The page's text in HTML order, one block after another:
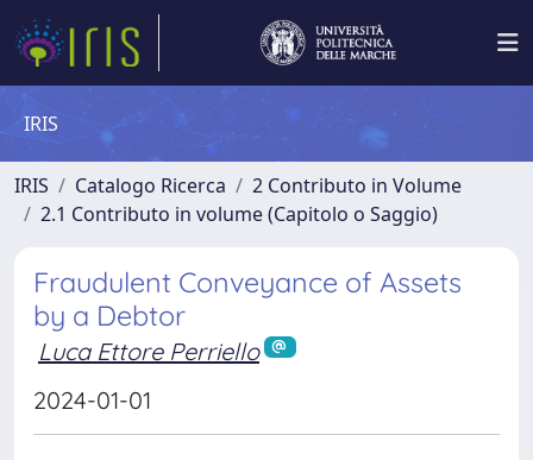
IRIS
IRIS Catalogo Ricerca
2 Contributo in Volume
2.1 Contributo in volume (Capitolo o Saggio)
Fraudulent Conveyance of Assets
by a Debtor
Luca Ettore Perriello
2024-01-01